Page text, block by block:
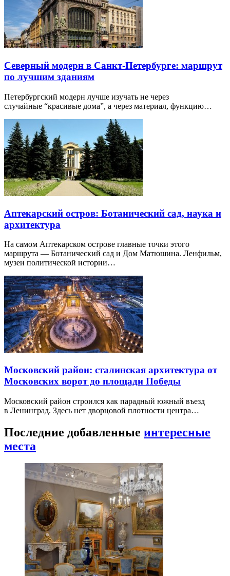
Северный модерн в Санкт-Петербурге: маршрут
по лучшим зданиям
Петербургский модерн лучше изучать не через
случайные “красивые дома”, а через материал, функцию…
Аптекарский остров: Ботанический сад, наука и
архитектура
На самом Аптекарском острове главные точки этого
маршрута — Ботанический сад и Дом Матюшина. Ленфильм,
музеи политической истории…
Московский район: сталинская архитектура от
Московских ворот до площади Победы
Московский район строился как парадный южный въезд
в Ленинград. Здесь нет дворцовой плотности центра…
Последние добавленные интересные
места